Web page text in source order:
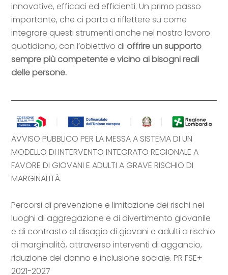
innovative, efficaci ed efficienti. Un primo passo
importante, che ci porta a riflettere su come
integrare questi strumenti anche nel nostro lavoro
quotidiano, con l’obiettivo di offrire un supporto
sempre più competente e vicino ai bisogni reali
delle persone.
AVVISO PUBBLICO PER LA MESSA A SISTEMA DI UN
MODELLO DI INTERVENTO INTEGRATO REGIONALE A
FAVORE DI GIOVANI E ADULTI A GRAVE RISCHIO DI
MARGINALITÀ.
Percorsi di prevenzione e limitazione dei rischi nei
luoghi di aggregazione e di divertimento giovanile
e di contrasto al disagio di giovani e adulti a rischio
di marginalità, attraverso interventi di aggancio,
riduzione del danno e inclusione sociale. PR FSE+
2021-2027